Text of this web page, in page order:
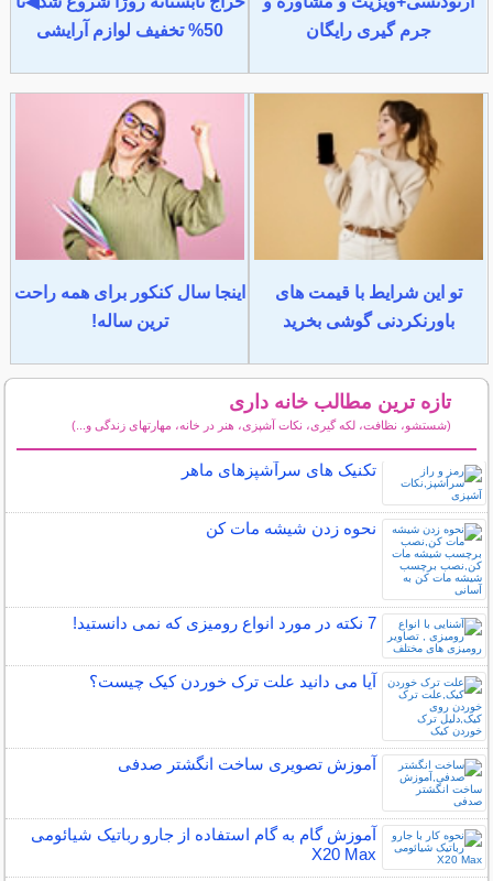
جرم گیری رایگان
50% تخفیف لوازم آرایشی
تو این شرایط با قیمت های
باورنکردنی گوشی بخرید
اینجا سال کنکور برای همه راحت
ترین ساله!
تازه ترین مطالب خانه داری
(شستشو، نظافت، لکه گیری، نکات آشپزی، هنر در خانه، مهارتهای زندگی و...)
تکنیک های سرآشپزهای ماهر
نحوه زدن شیشه مات کن
7 نکته در مورد انواع رومیزی که نمی دانستید!
آیا می دانید علت ترک خوردن کیک چیست؟
آموزش تصویری ساخت انگشتر صدفی
آموزش گام به گام استفاده از جارو رباتیک شیائومی
X20 Max